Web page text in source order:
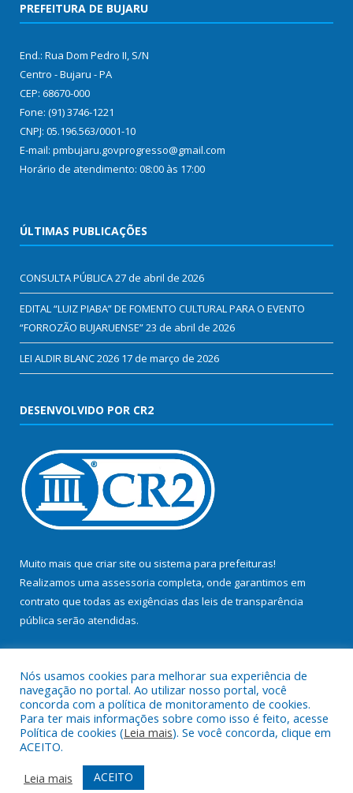
PREFEITURA DE BUJARU
End.: Rua Dom Pedro II, S/N
Centro - Bujaru - PA
CEP: 68670-000
Fone: (91) 3746-1221
CNPJ: 05.196.563/0001-10
E-mail: pmbujaru.govprogresso@gmail.com
Horário de atendimento: 08:00 às 17:00
ÚLTIMAS PUBLICAÇÕES
CONSULTA PÚBLICA27 de abril de 2026
EDITAL “LUIZ PIABA” DE FOMENTO CULTURAL PARA O EVENTO
“FORROZÃO BUJARUENSE”23 de abril de 2026
LEI ALDIR BLANC 2026 17 de março de 2026
DESENVOLVIDO POR CR2
Muito mais que criar site ou sistema para prefeituras!
Realizamos uma assessoria completa, onde garantimos em
contrato que todas as exigências das leis de transparência
pública serão atendidas.
Todos os direitos reservados a Prefeitura Municipal de Bujaru.
Mapa do Site
Acessar Área Administrativa
Nós usamos cookies para melhorar sua experiência de
navegação no portal. Ao utilizar nosso portal, você
concorda com a política de monitoramento de cookies.
Para ter mais informações sobre como isso é feito, acesse
Política de cookies (Leia mais). Se você concorda, clique em
ACEITO.
Leia mais
ACEITO